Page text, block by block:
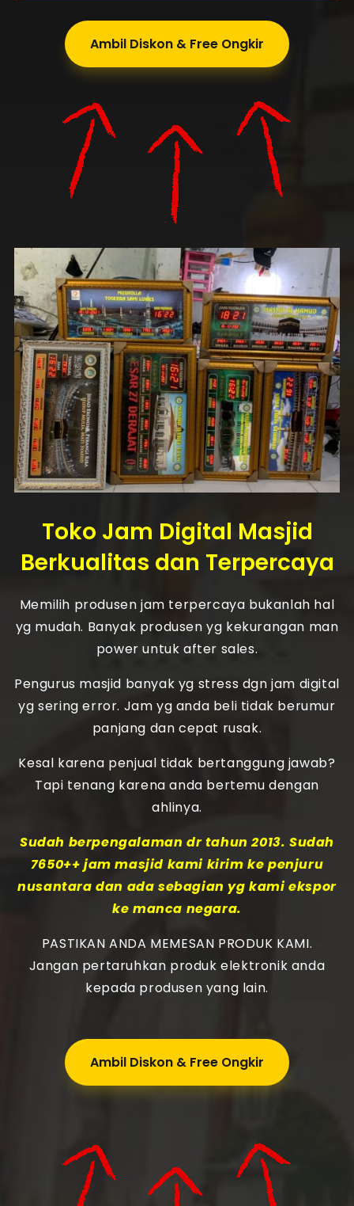
Ambil Diskon & Free Ongkir
Toko Jam Digital Masjid
Berkualitas dan Terpercaya
Memilih produsen jam terpercaya bukanlah hal
yg mudah. Banyak produsen yg kekurangan man
power untuk after sales.
Pengurus masjid banyak yg stress dgn jam digital
yg sering error. Jam yg anda beli tidak berumur
panjang dan cepat rusak.
Kesal karena penjual tidak bertanggung jawab?
Tapi tenang karena anda bertemu dengan
ahlinya.
Sudah berpengalaman dr tahun 2013. Sudah
7650++ jam masjid kami kirim ke penjuru
nusantara dan ada sebagian yg kami ekspor
ke manca negara.
PASTIKAN ANDA MEMESAN PRODUK KAMI.
Jangan pertaruhkan produk elektronik anda
kepada produsen yang lain.
Ambil Diskon & Free Ongkir